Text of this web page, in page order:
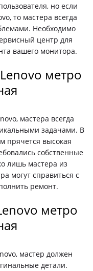
но если
то мастера всегда
Необходимо
центр для
вашего монитора.
метро
мастера всегда
задачами. В
прячется высокая
собственные
лишь мастера из
могут справиться с
ремонт.
метро
мастер должен
детали.